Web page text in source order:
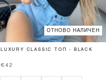
ОТНОВО НАЛИЧЕН
LUXURY CLASSIC ТОП - BLACK
€42